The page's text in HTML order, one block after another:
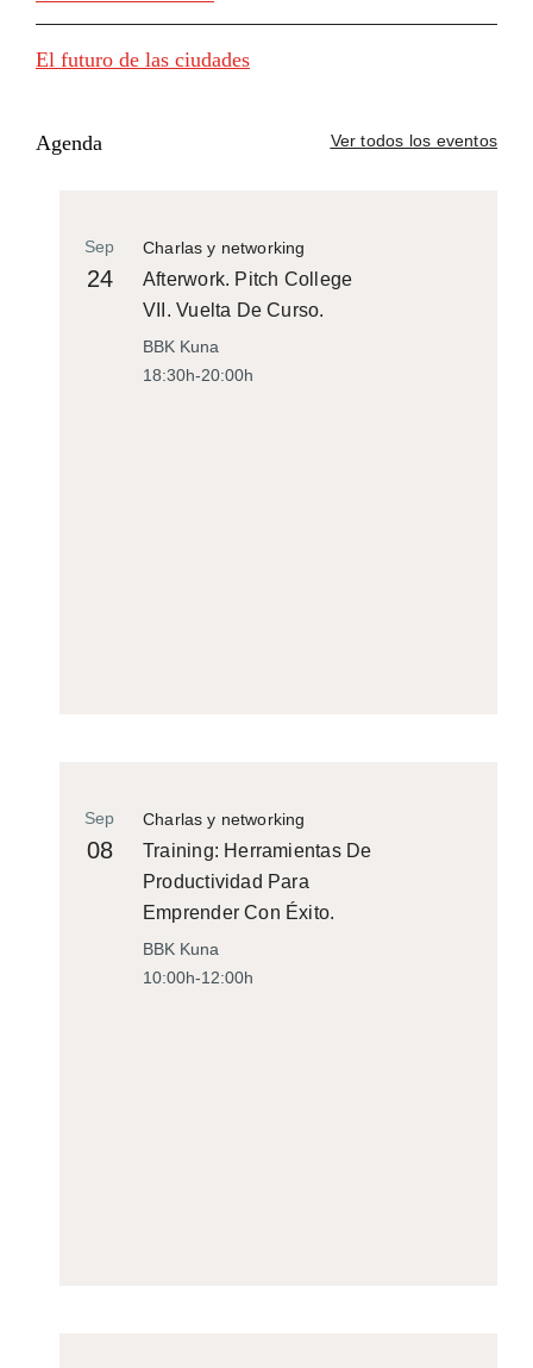
El futuro de las ciudades
Agenda Ver todos los eventos
Charlas y networking
Sep
24
Afterwork. Pitch College
VII. Vuelta De Curso.
BBK Kuna
18:30h-20:00h
Charlas y networking
Sep
08
Training: Herramientas De
Productividad Para
Emprender Con Éxito.
BBK Kuna
10:00h-12:00h